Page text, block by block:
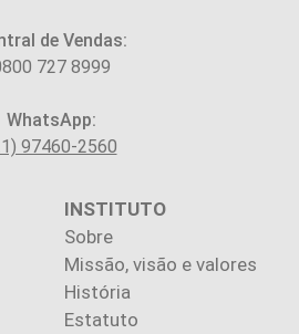
de Vendas:
727 8999
WhatsApp:
97460-2560
INSTITUTO
Sobre
Missão, visão e valores
História
Estatuto